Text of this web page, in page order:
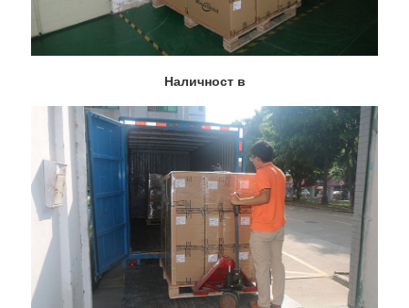
Наличност в